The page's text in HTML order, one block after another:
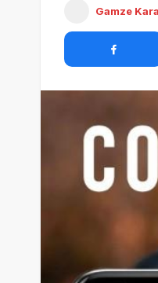
İnci
Gamze